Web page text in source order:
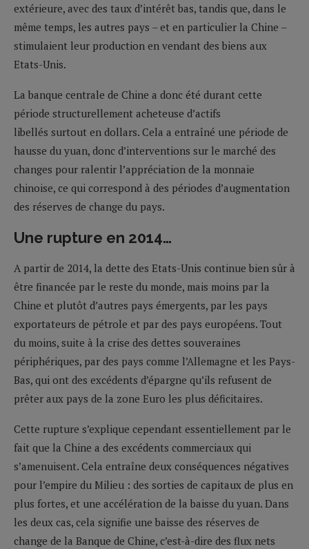
extérieure, avec des taux d’intérêt bas, tandis que, dans le
même temps, les autres pays – et en particulier la Chine –
stimulaient leur production en vendant des biens aux
Etats-Unis.
La banque centrale de Chine a donc été durant cette
période structurellement acheteuse d’actifs
libellés surtout en dollars. Cela a entraîné une période de
hausse du yuan, donc d’interventions sur le marché des
changes pour ralentir l’appréciation de la monnaie
chinoise, ce qui correspond à des périodes d’augmentation
des réserves de change du pays.
Une rupture en 2014…
A partir de 2014, la dette des Etats-Unis continue bien sûr à
être financée par le reste du monde, mais moins par la
Chine et plutôt d’autres pays émergents, par les pays
exportateurs de pétrole et par des pays européens. Tout
du moins, suite à la crise des dettes souveraines
périphériques, par des pays comme l’Allemagne et les Pays-
Bas, qui ont des excédents d’épargne qu’ils refusent de
prêter aux pays de la zone Euro les plus déficitaires.
Cette rupture s’explique cependant essentiellement par le
fait que la Chine a des excédents commerciaux qui
s’amenuisent. Cela entraîne deux conséquences négatives
pour l’empire du Milieu : des sorties de capitaux de plus en
plus fortes, et une accélération de la baisse du yuan. Dans
les deux cas, cela signifie une baisse des réserves de
change de la Banque de Chine, c’est-à-dire des flux nets